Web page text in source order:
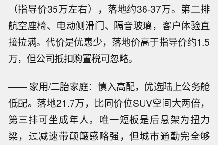
（指导价35万左右），落地约36-37万。第二排
航空座椅、电动侧滑门、隔音玻璃，客户体验直
接拉满。代价是优惠少，落地价高于指导价约1.5
万，但公司抵扣购置税可忽略。
—— 家用/二胎家庭：慎入高配，优选陆上公务舱
低配。落地21.7万，比同价位SUV空间大两倍，
第三排可坐成年人。唯一短板是后悬架为扭力
梁，过减速带颠簸感略强，但城市通勤完全够